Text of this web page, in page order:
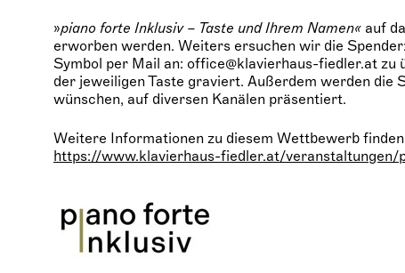
»piano forte Inklusiv – Taste und Ihrem Namen« auf
erworben werden. Weiters ersuchen wir die
Symbol per Mail an: office@klavierhaus-fiedler.at
der jeweiligen Taste graviert. Außerdem werden die
wünschen, auf diversen Kanälen präsentiert.
Weitere Informationen zu diesem Wettbewerb
https://www.klavierhaus-fiedler.at/